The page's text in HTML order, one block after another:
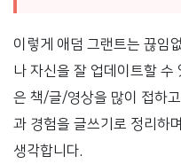
이렇게 애덤 그랜트는 끊임
나 자신을 잘 업데이트할 수
은 책/글/영상을 많이 접하
과 경험을 글쓰기로 정리하
생각합니다.